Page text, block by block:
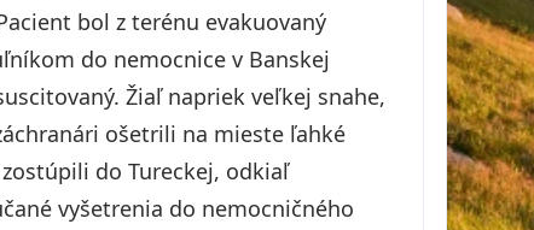
bol z terénu evakuovaný
do nemocnice v Banskej
Žiaľ napriek veľkej snahe,
ošetrili na mieste ľahké
do Tureckej, odkiaľ
vyšetrenia do nemocničného